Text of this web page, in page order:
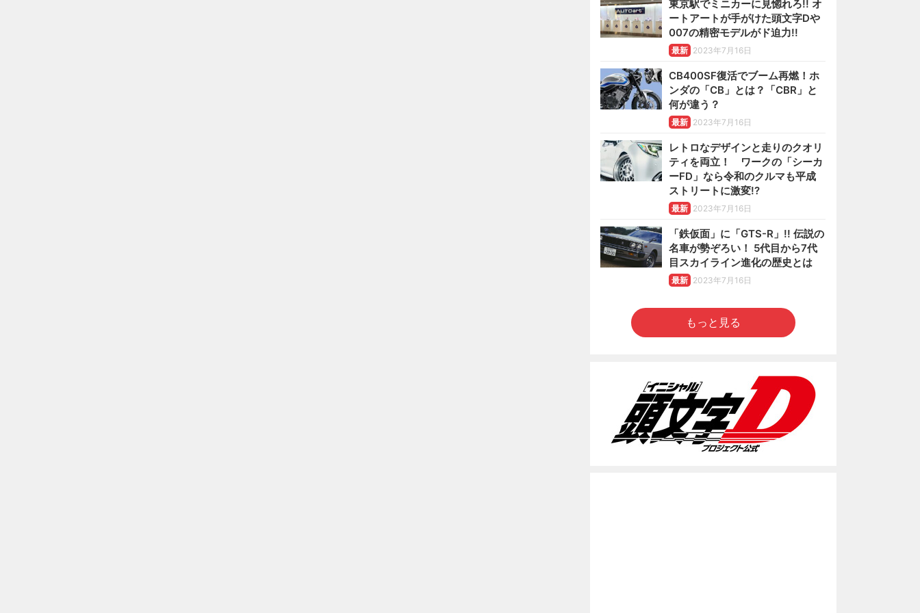
東京駅でミニカーに見惚れろ!! オ
ートアートが手がけた頭文字Dや
007の精密モデルがド迫力!!
最新 2023年7月16日
CB400SF復活でブーム再燃！ホ
ンダの「CB」とは？「CBR」と
何が違う？
最新 2023年7月16日
レトロなデザインと走りのクオリ
ティを両立！ ワークの「シーカ
ーFD」なら令和のクルマも平成
ストリートに激変!?
最新 2023年7月16日
「鉄仮面」に「GTS-R」!! 伝説の
名車が勢ぞろい！ 5代目から7代
目スカイライン進化の歴史とは
最新 2023年7月16日
もっと見る